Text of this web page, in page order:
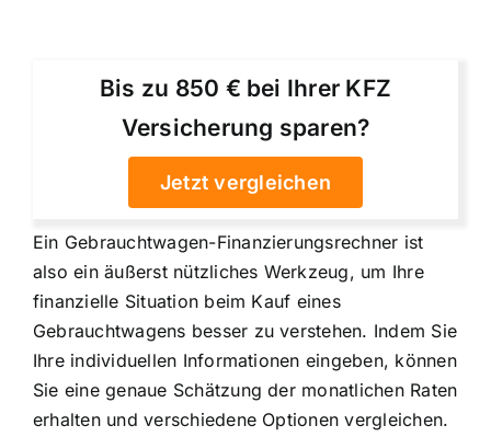
Bis zu 850 € bei Ihrer KFZ
Versicherung sparen?
Jetzt vergleichen
Ein Gebrauchtwagen-Finanzierungsrechner ist
also ein äußerst nützliches Werkzeug, um Ihre
finanzielle Situation beim Kauf eines
Gebrauchtwagens besser zu verstehen. Indem Sie
Ihre individuellen Informationen eingeben, können
Sie eine genaue Schätzung der monatlichen Raten
erhalten und verschiedene Optionen vergleichen.